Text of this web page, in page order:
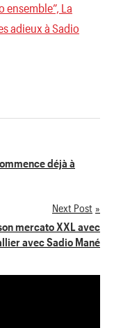
ensemble”, La
adieux à Sadio
déjà à
Next Post
mercato XXL avec
avec Sadio Mané